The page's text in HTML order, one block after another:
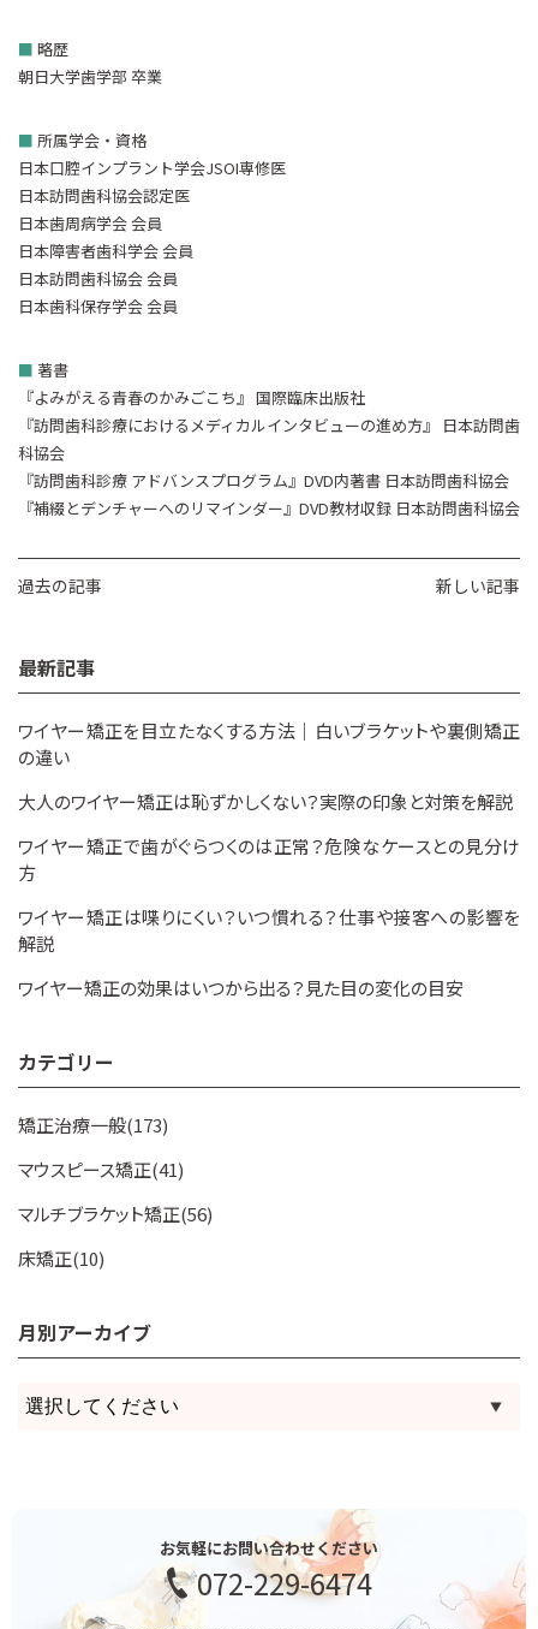
■ 略歴
朝日大学歯学部 卒業
■ 所属学会・資格
日本口腔インプラント学会JSOI専修医
日本訪問歯科協会認定医
日本歯周病学会 会員
日本障害者歯科学会 会員
日本訪問歯科協会 会員
日本歯科保存学会 会員
■ 著書
『よみがえる青春のかみごこち』 国際臨床出版社
『訪問歯科診療におけるメディカルインタビューの進め方』 日本訪問歯
科協会
『訪問歯科診療 アドバンスプログラム』DVD内著書 日本訪問歯科協会
『補綴とデンチャーへのリマインダー』DVD教材収録 日本訪問歯科協会
新しい記事
過去の記事
最新記事
ワイヤー矯正を目立たなくする方法｜白いブラケットや裏側矯正
の違い
大人のワイヤー矯正は恥ずかしくない？実際の印象と対策を解説
ワイヤー矯正で歯がぐらつくのは正常？危険なケースとの見分け
方
ワイヤー矯正は喋りにくい？いつ慣れる？仕事や接客への影響を
解説
ワイヤー矯正の効果はいつから出る？見た目の変化の目安
カテゴリー
矯正治療一般(173)
マウスピース矯正(41)
マルチブラケット矯正(56)
床矯正(10)
月別アーカイブ
お気軽にお問い合わせください
072-229-6474